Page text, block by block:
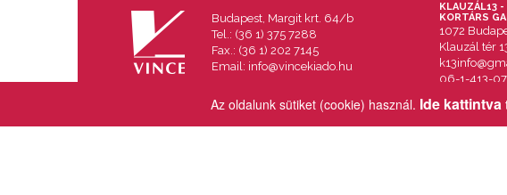
Az oldalunk sütiket (cookie) használ. Ide kattintva
Budapest, Margit krt. 64/b
Tel.: (36 1) 375 7288
Fax.: (36 1) 202 7145
Email: info@vincekiado.hu
KLAUZÁL13 -
KORTÁRS
1072
Klauzál tér
06-1-413-